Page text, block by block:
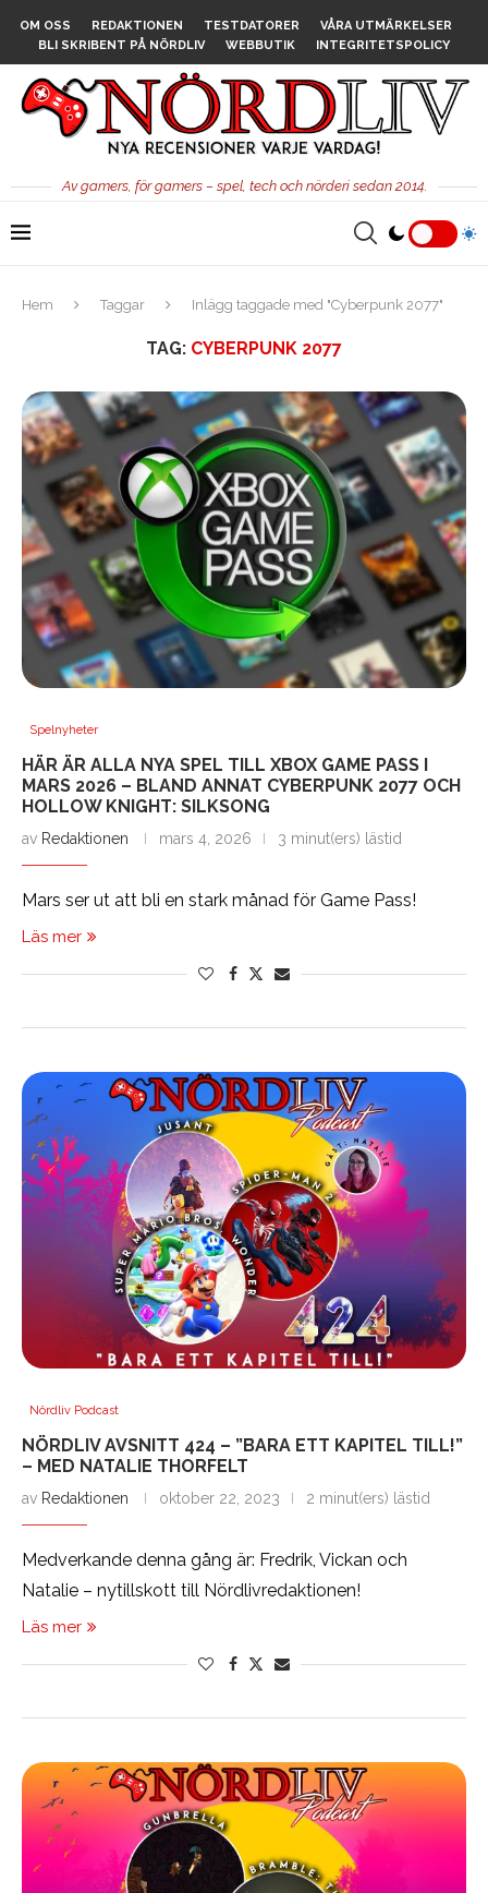
OM OSS REDAKTIONEN TESTDATORER
VÅRA UTMÄRKELSER
BLI SKRIBENT PÅ NÖRDLIV
WEBBUTIK INTEGRITETSPOLICY
Av gamers, för gamers – spel, tech och nörderi sedan 2014.
Hem Taggar Inlägg taggade med "Cyberpunk 2077"
TAG: CYBERPUNK 2077
Spelnyheter
HÄR ÄR ALLA NYA SPEL TILL XBOX GAME PASS I
MARS 2026 – BLAND ANNAT CYBERPUNK 2077 OCH
HOLLOW KNIGHT: SILKSONG
av Redaktionen mars 4, 2026 3 minut(ers) lästid
Mars ser ut att bli en stark månad för Game Pass!
Läs mer
Nördliv Podcast
NÖRDLIV AVSNITT 424 – ”BARA ETT KAPITEL TILL!”
– MED NATALIE THORFELT
av Redaktionen oktober 22, 2023 2 minut(ers) lästid
Medverkande denna gång är: Fredrik, Vickan och
Natalie – nytillskott till Nördlivredaktionen!
Läs mer